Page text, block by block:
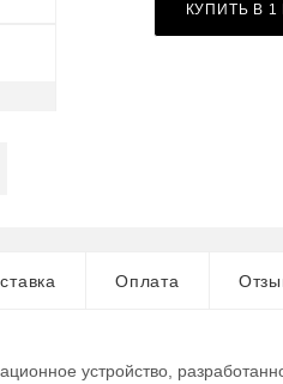
КУПИТЬ В 1
Оплата
устройство,